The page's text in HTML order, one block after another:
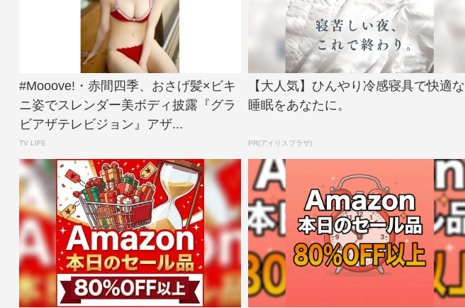
#Mooove!・赤間四季、おさげ髪×ビキ
ニ姿でスレンダー美ボディ披露『グラ
ビアザテレビジョン』アザ...
TV LIFE
【大人気】ひんやり冷感寝具で快適な
睡眠をあなたに。
PR(アイリスプラザ)